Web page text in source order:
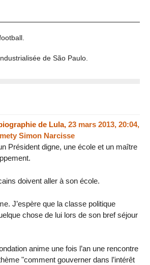
de São Paulo.
de Lula, 23 mars 2013, 20:04,
Simon Narcisse
Président digne, une école et un maître
doivent aller à son école.
J’espère que la classe politique
chose de lui lors de son bref séjour
anime une fois l’an une rencontre
"comment gouverner dans l’intérêt